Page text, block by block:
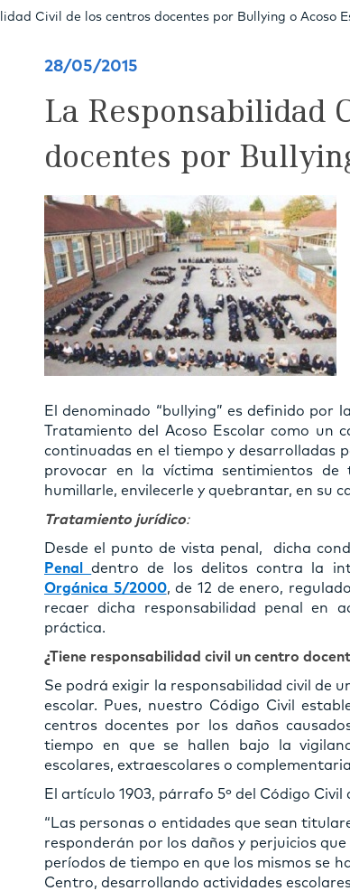
Civil de los centros docentes por Bullying o Acoso
28/05/2015
La Responsabilidad
docentes por
El denominado “bullying” es definido por
Tratamiento del Acoso Escolar como un
continuadas en el tiempo y desarrolladas
provocar en la víctima sentimientos
humillarle, envilecerle y quebrantar, en su
Tratamiento jurídico:
Desde el punto de vista penal, dicha
Penaldentro de los delitos contra la
Orgánica 5/2000, de 12 de enero,
recaer dicha responsabilidad penal en
práctica.
¿Tiene responsabilidad civil un centro
Se podrá exigir la responsabilidad civil de
escolar. Pues, nuestro Código Civil
centros docentes por los daños
tiempo en que se hallen bajo la
escolares, extraescolares o
El artículo 1903, párrafo 5º del Código Civil
“Las personas o entidades que sean
responderán por los daños y perjuicios
períodos de tiempo en que los mismos se
Centro, desarrollando actividades